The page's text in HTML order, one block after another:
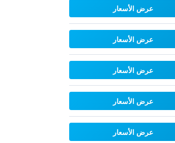
عرض الأسعار
عرض الأسعار
عرض الأسعار
عرض الأسعار
عرض الأسعار